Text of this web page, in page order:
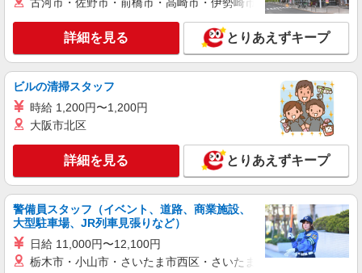
器洗浄（パート） ［2］配送・コンテナ積込み
作業・洗浄業務（パート）
時給1,141円〜 配送担当は別途配送手当1日
1,500円支給 月収例 ・調理補助スタッフ／時給
1,141円×5.5時間×週5日勤務 ＝125,510円 ・配送
スタッフ／時給1,141円×5.5時間×週5日勤務＋配送
手当 ＝155,510円
埼玉県加須市町屋新田1144-1（加須センター）
キープ 詳細を見る
株式会社とりせん
精肉技能経験者
月給206,000円〜280,000円 ※通勤費規定内支
給
とりせん加須浜町店 埼玉県加須市浜町1-17
キープ 詳細を見る
詳細を見る とりあえずキープ
ビルの清掃スタッフ
時給 1,200円〜1,200円
大阪市北区
詳細を見る とりあえずキープ
警備員スタッフ（イベント、道路、商業施設、
大型駐車場、JR列車見張りなど）
日給 11,000円〜12,100円
栃木市・小山市・さいたま市西区・さいたま市岩槻区・久喜市・